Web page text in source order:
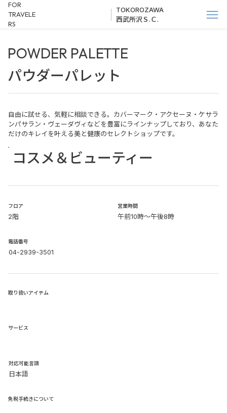
FOR
TRAVELE
RS
TOKOROZAWA
西武所沢Ｓ.Ｃ.
POWDER PALETTE
パウダーパレット
コスメ＆ビューティー
自由に試せる、気軽に相談できる。カバーマーク・アクセーヌ・ケサラ
ンパサラン・ヴェーダヴィなどを豊富にラインナップしており、あなた
だけのキレイを叶える美と健康のセレクトショップです。
​フロア
2階
電話番号
04-2939-3501
営業時間
午前10時～午後8時
取り扱いアイテム
サービス
​対応可能言語
日本語
免税手続きについて